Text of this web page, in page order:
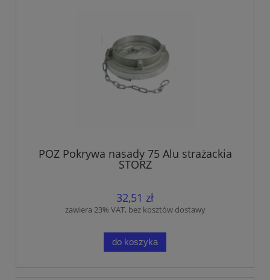
POZ Pokrywa nasady 75 Alu strażackia
STORZ
32,51 zł
zawiera 23% VAT, bez kosztów dostawy
do koszyka